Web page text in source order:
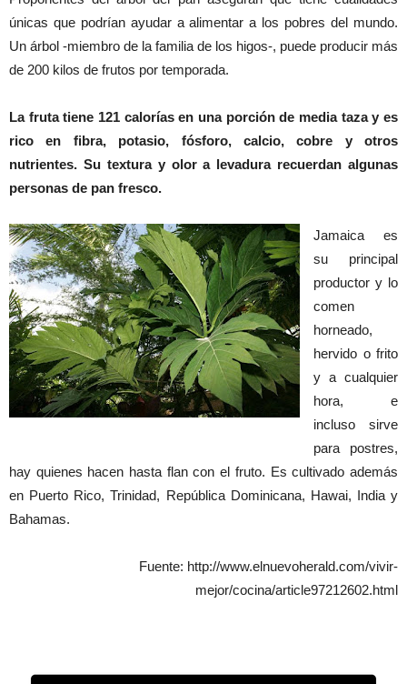
únicas que podrían ayudar a alimentar a los pobres del mundo.
Un árbol -miembro de la familia de los higos-, puede producir más
de 200 kilos de frutos por temporada.
La fruta tiene 121 calorías en una porción de media taza y es
rico en fibra, potasio, fósforo, calcio, cobre y otros
nutrientes. Su textura y olor a levadura recuerdan algunas
personas de pan fresco.
Jamaica es
su principal
productor y lo
comen
horneado,
hervido o frito
y a cualquier
hora, e
incluso sirve
para postres,
hay quienes hacen hasta flan con el fruto. Es cultivado además
en Puerto Rico, Trinidad, República Dominicana, Hawai, India y
Bahamas.
Fuente: http://www.elnuevoherald.com/vivir-
mejor/cocina/article97212602.html